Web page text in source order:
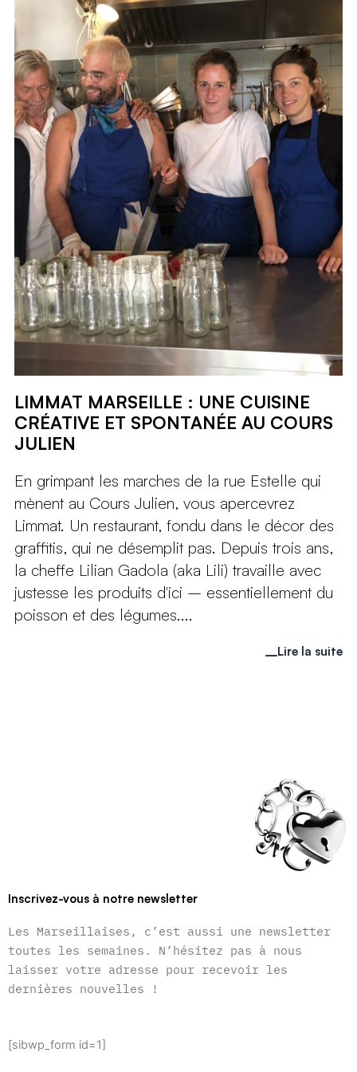
LIMMAT MARSEILLE : UNE CUISINE
CRÉATIVE ET SPONTANÉE AU COURS
JULIEN
En grimpant les marches de la rue Estelle qui
mènent au Cours Julien, vous apercevrez
Limmat. Un restaurant, fondu dans le décor des
graffitis, qui ne désemplit pas. Depuis trois ans,
la cheffe Lilian Gadola (aka Lili) travaille avec
justesse les produits d'ici – essentiellement du
poisson et des légumes....
Lire la suite
Inscrivez-vous à notre newsletter
Les Marseillaises, c’est aussi une newsletter
toutes les semaines. N’hésitez pas à nous
laisser votre adresse pour recevoir les
dernières nouvelles !
[sibwp_form id=1]